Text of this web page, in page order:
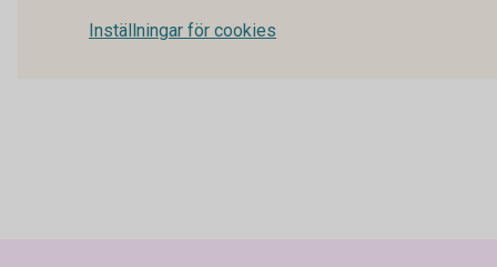
Inställningar för cookies